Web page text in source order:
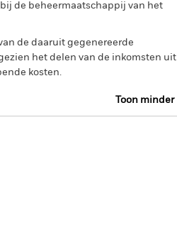
de beheermaatschappij van het
de daaruit gegenereerde
het delen van de inkomsten uit
kosten.
Toon minder